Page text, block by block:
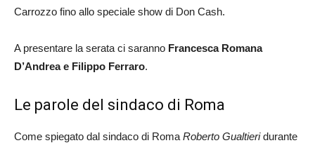
Carrozzo fino allo speciale show di Don Cash.
A presentare la serata ci saranno Francesca Romana
D’Andrea e Filippo Ferraro.
Le parole del sindaco di Roma
Come spiegato dal sindaco di Roma Roberto Gualtieridurante